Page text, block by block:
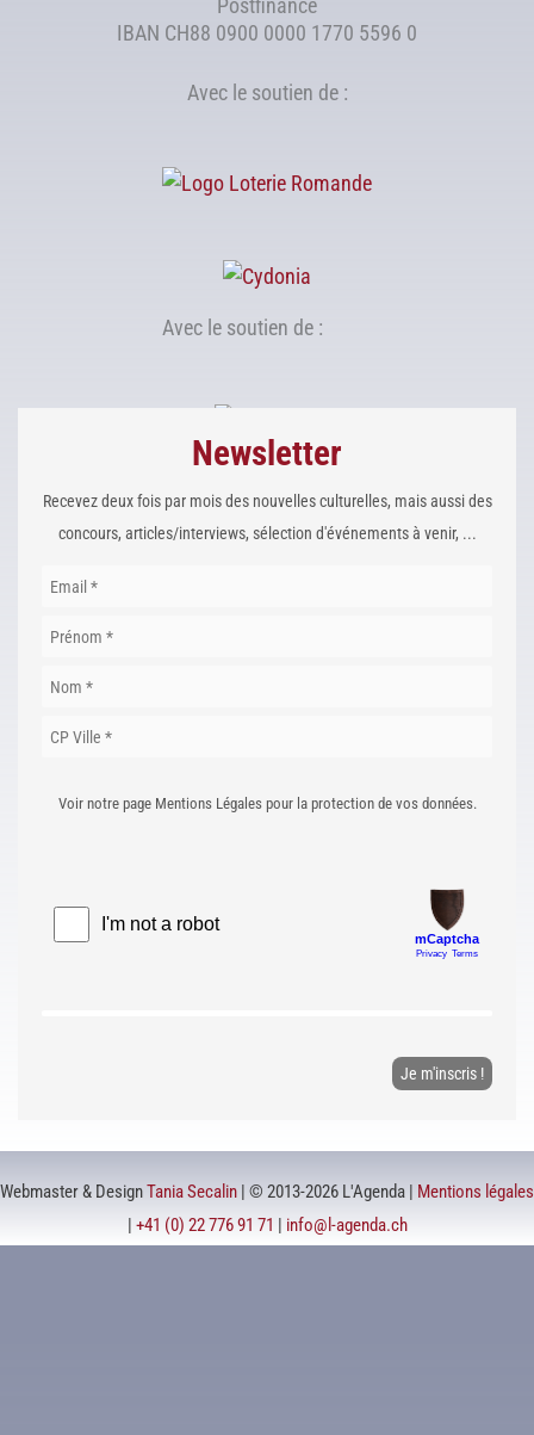
Postfinance
IBAN CH88 0900 0000 1770 5596 0
Avec le soutien de :
Avec le soutien de :
Newsletter
Recevez deux fois par mois des nouvelles culturelles, mais aussi des
concours, articles/interviews, sélection d'événements à venir, ...
Voir notre page Mentions Légales pour la protection de vos données.
Webmaster & DesignTania Secalin | © 2013-2026 L'Agenda | Mentions légales
+41 (0) 22 776 91 71 info@l-agenda.ch